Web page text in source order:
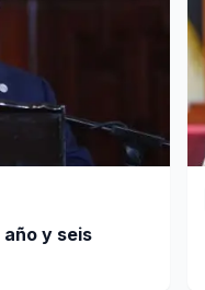
año y seis